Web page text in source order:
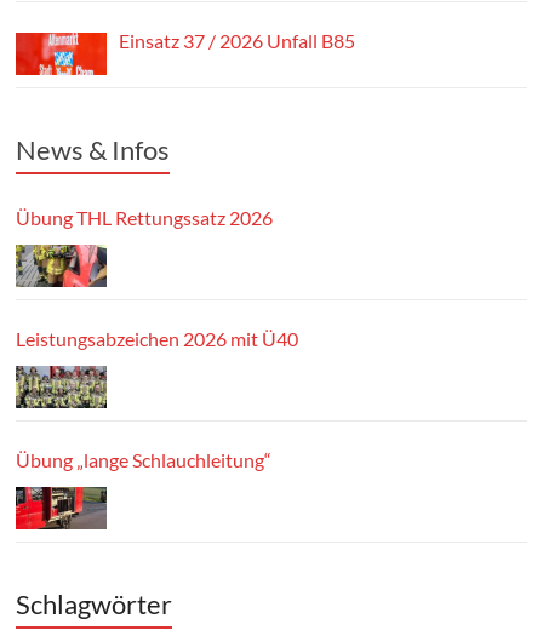
Einsatz 37 / 2026 Unfall B85
News & Infos
Übung THL Rettungssatz 2026
Leistungsabzeichen 2026 mit Ü40
Übung „lange Schlauchleitung“
Schlagwörter